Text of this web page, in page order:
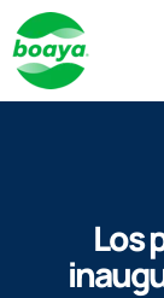
Los